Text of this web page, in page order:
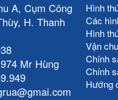
A, Cụm Công
H. Thanh
Mr Hùng
Hình
Các
Hình
Vận
Chính
Chính
Hướng